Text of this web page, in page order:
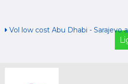
Vol low cost Abu Dhabi - Sarajevo